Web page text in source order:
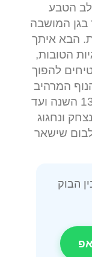
הטבע
בגן המושבה
הבא איתך
הטובות,
להפוך
המרהיב
של הגן. משדרת הדקלים בת 130 השנה ועד
ונחגוג
שישאר
הבוק